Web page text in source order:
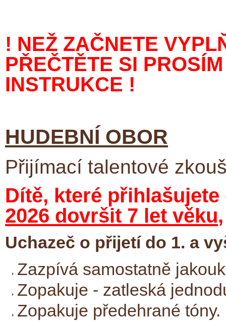
! NEŽ ZAČNETE
PŘEČTĚTE SI
INSTRUKCE !
HUDEBNÍ OBOR
Přijímací talentové
Dítě, které
2026 dovršit 7 let věku
Uchazeč o přijetí do 1. a
Zazpívá samostatně
Zopakuje - zatleská
Zopakuje předehrané tóny.